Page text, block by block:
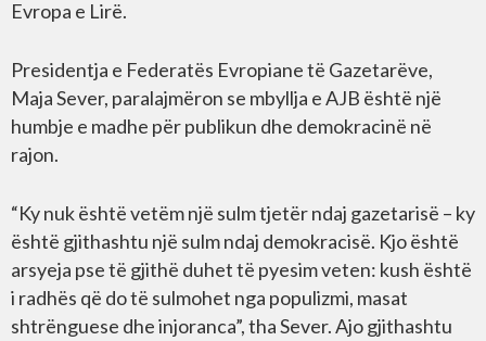
Evropa e Lirë.
Presidentja e Federatës Evropiane të Gazetarëve,
Maja Sever, paralajmëron se mbyllja e AJB është një
humbje e madhe për publikun dhe demokracinë në
rajon.
“Ky nuk është vetëm një sulm tjetër ndaj gazetarisë – ky
është gjithashtu një sulm ndaj demokracisë. Kjo është
arsyeja pse të gjithë duhet të pyesim veten: kush është
i radhës që do të sulmohet nga populizmi, masat
shtrënguese dhe injoranca”, tha Sever. Ajo gjithashtu